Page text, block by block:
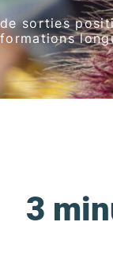
de sorties
formations
3